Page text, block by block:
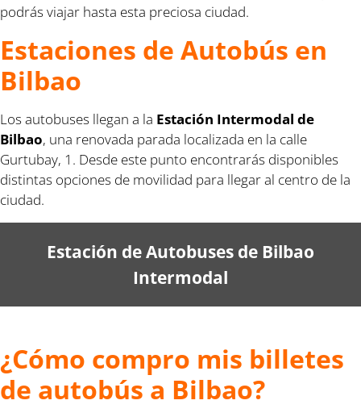
podrás viajar hasta esta preciosa ciudad.
Estaciones de Autobús en
Bilbao
Los autobuses llegan a la Estación Intermodal de
Bilbao, una renovada parada localizada en la calle
Gurtubay, 1. Desde este punto encontrarás disponibles
distintas opciones de movilidad para llegar al centro de la
ciudad.
Estación de Autobuses de Bilbao
Intermodal
¿Cómo compro mis billetes
de autobús a Bilbao?